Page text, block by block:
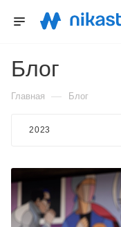
Блог
Главная — Блог
2023